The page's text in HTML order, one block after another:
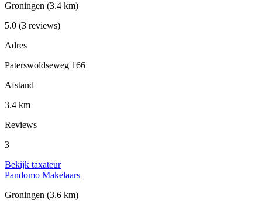
Groningen (3.4 km)
5.0 (3 reviews)
Adres
Paterswoldseweg 166
Afstand
3.4 km
Reviews
3
Bekijk taxateur
Pandomo Makelaars
Groningen (3.6 km)